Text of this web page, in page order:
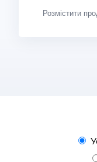
Розмістити